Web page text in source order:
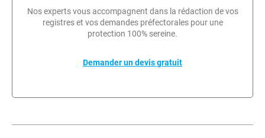
Nos experts vous accompagnent dans la rédaction de vos
registres et vos demandes préfectorales pour une
protection 100% sereine.
Demander un devis gratuit